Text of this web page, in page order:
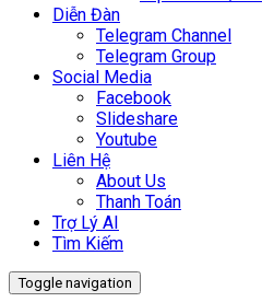
Diễn Đàn
Telegram Channel
Telegram Group
Social Media
Facebook
Slideshare
Youtube
Liên Hệ
About Us
Thanh Toán
Trợ Lý AI
Tìm Kiếm
Toggle navigation